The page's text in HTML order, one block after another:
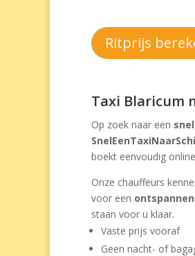
Ritprijs
Taxi Blaricum
Op zoek naar een
boekt eenvoudig
Onze chauffeurs
voor een
staan voor u klaar.
Vaste prijs vooraf
Geen nacht- of